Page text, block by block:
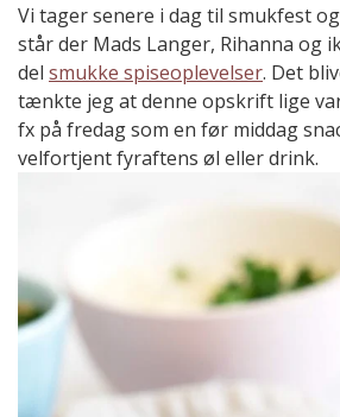
Vi tager senere i dag til smukfest
står der Mads Langer, Rihanna og
del smukke spiseoplevelser. Det
tænkte jeg at denne opskrift lige
fx på fredag som en før middag
velfortjent fyraftens øl eller drink.